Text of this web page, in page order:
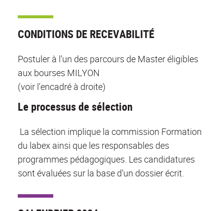
CONDITIONS DE RECEVABILITÉ
Postuler à l’un des parcours de Master éligibles
aux bourses MILYON
(voir l'encadré à droite)
Le processus de sélection
La sélection implique la commission Formation
du labex ainsi que les responsables des
programmes pédagogiques. Les candidatures
sont évaluées sur la base d’un dossier écrit.